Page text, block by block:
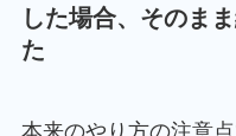
した場合、そのま
た